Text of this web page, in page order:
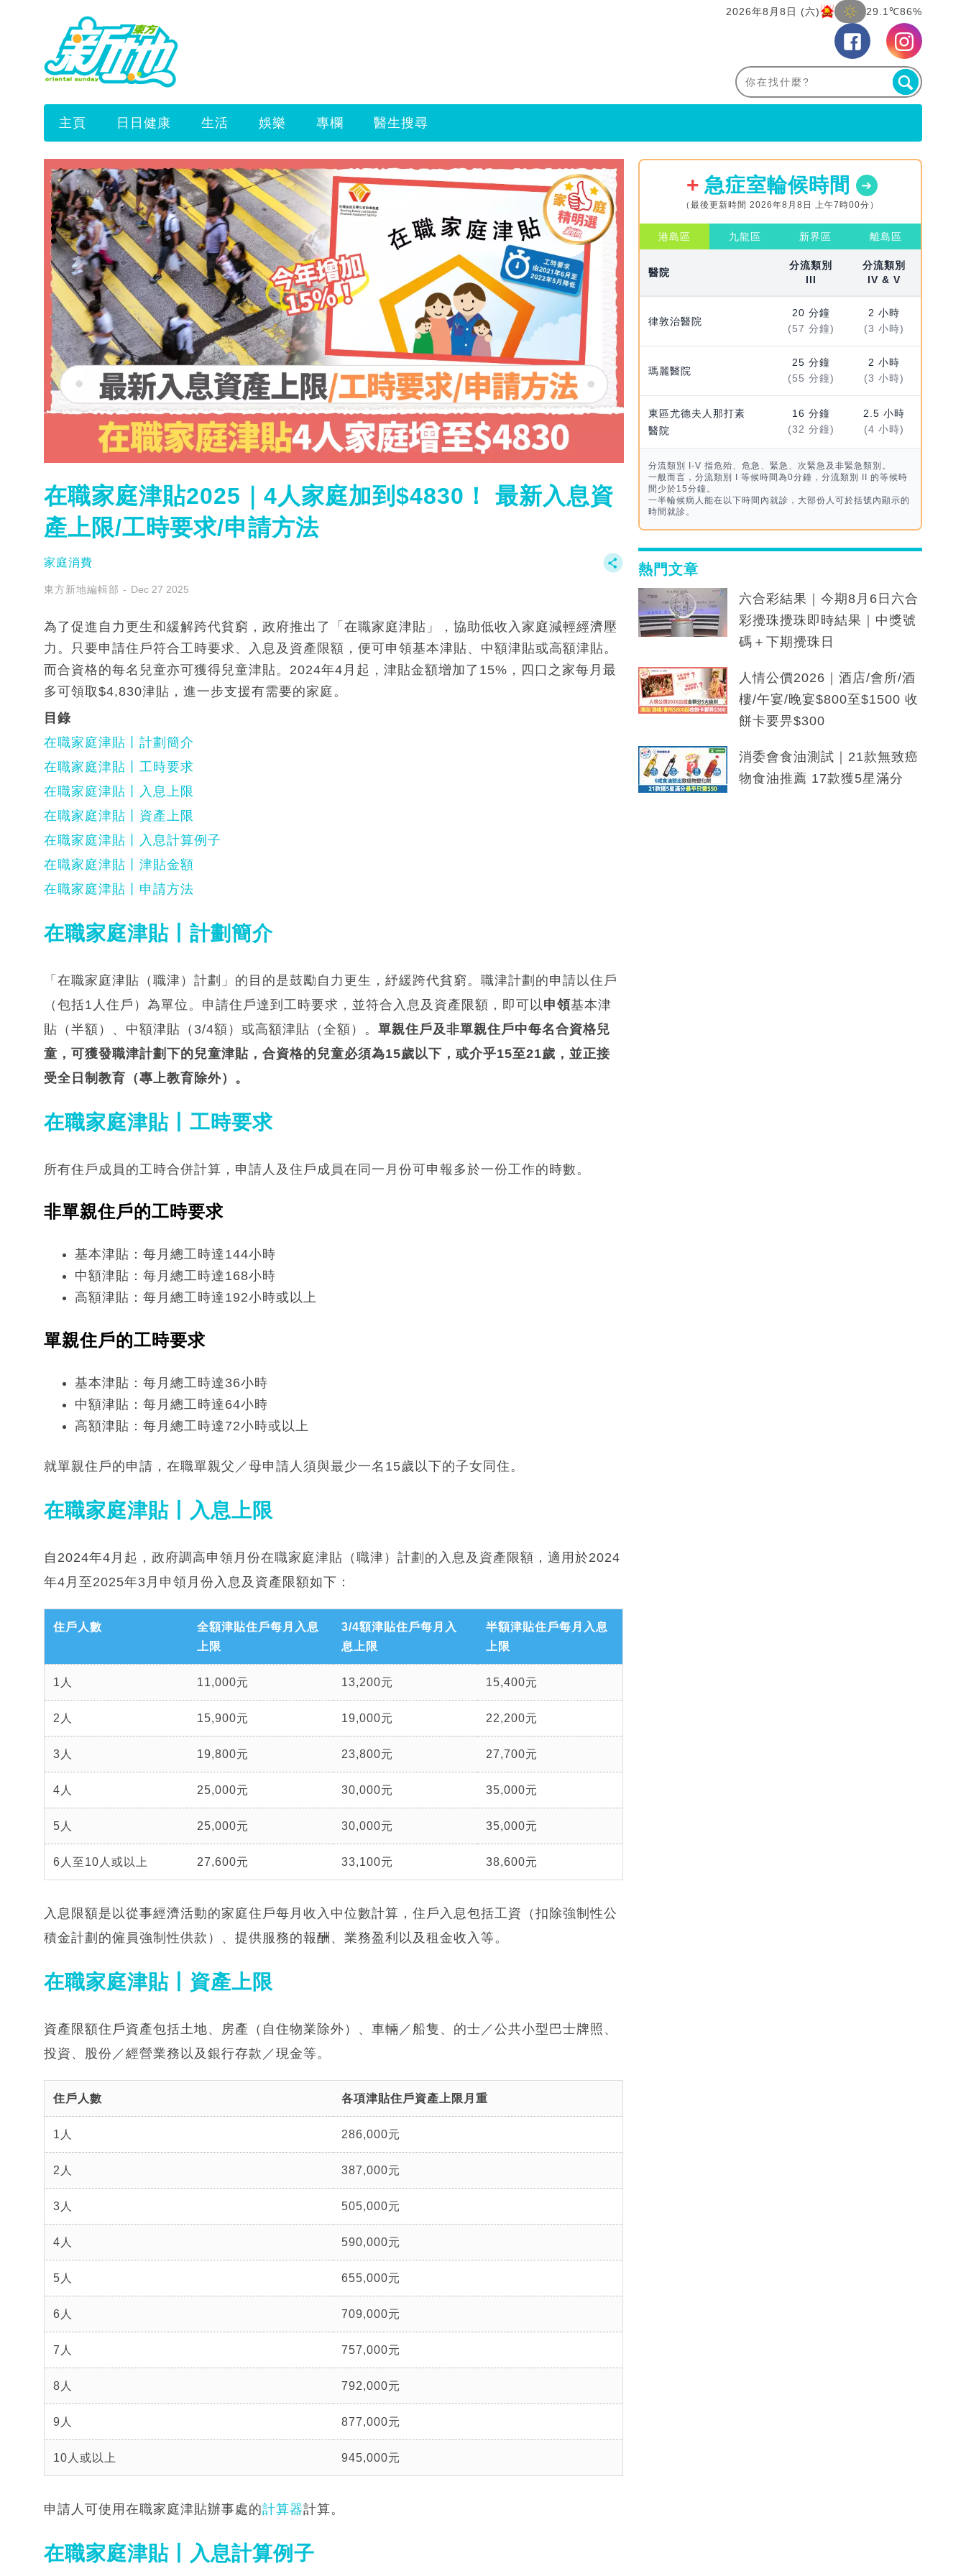
2026年8月8日 (六) 29.1℃86%
主頁 日日健康 生活 娛樂 專欄 醫生搜尋
在職家庭津貼2025｜4人家庭加到$4830！ 最新入息資
產上限/工時要求/申請方法
家庭消費
東方新地編輯部 Dec 27 2025
為了促進自力更生和緩解跨代貧窮，政府推出了「在職家庭津貼」，協助低收入家庭減輕經濟壓
力。只要申請住戶符合工時要求、入息及資產限額，便可申領基本津貼、中額津貼或高額津貼。
而合資格的每名兒童亦可獲得兒童津貼。2024年4月起，津貼金額增加了15%，四口之家每月最
多可領取$4,830津貼，進一步支援有需要的家庭。
目錄
在職家庭津貼丨計劃簡介
在職家庭津貼丨工時要求
在職家庭津貼丨入息上限
在職家庭津貼丨資產上限
在職家庭津貼丨入息計算例子
在職家庭津貼丨津貼金額
在職家庭津貼丨申請方法
在職家庭津貼丨計劃簡介
「在職家庭津貼（職津）計劃」的目的是鼓勵自力更生，紓緩跨代貧窮。職津計劃的申請以住戶
（包括1人住戶）為單位。申請住戶達到工時要求，並符合入息及資產限額，即可以 申領基本津
貼（半額）、中額津貼（3/4額）或高額津貼（全額）。 單親住戶及非單親住戶中每名合資格兒
童，可獲發職津計劃下的兒童津貼，合資格的兒童必須為15歲以下，或介乎15至21歲，並正接
受全日制教育（專上教育除外）。
在職家庭津貼丨工時要求
所有住戶成員的工時合併計算，申請人及住戶成員在同一月份可申報多於一份工作的時數。
非單親住戶的工時要求
基本津貼：每月總工時達144小時
中額津貼：每月總工時達168小時
高額津貼：每月總工時達192小時或以上
單親住戶的工時要求
基本津貼：每月總工時達36小時
中額津貼：每月總工時達64小時
高額津貼：每月總工時達72小時或以上
就單親住戶的申請，在職單親父／母申請人須與最少一名15歲以下的子女同住。
在職家庭津貼丨入息上限
自2024年4月起，政府調高申領月份在職家庭津貼（職津）計劃的入息及資產限額，適用於2024
年4月至2025年3月申領月份入息及資產限額如下：
住戶人數
全額津貼住戶每月入息
上限
3/4額津貼住戶每月入
息上限
半額津貼住戶每月入息
上限
1人 11,000元 13,200元 15,400元
2人 15,900元 19,000元 22,200元
3人 19,800元 23,800元 27,700元
4人 25,000元 30,000元 35,000元
5人 25,000元 30,000元 35,000元
6人至10人或以上 27,600元 33,100元 38,600元
入息限額是以從事經濟活動的家庭住戶每月收入中位數計算，住戶入息包括工資（扣除強制性公
積金計劃的僱員強制性供款）、提供服務的報酬、業務盈利以及租金收入等。
在職家庭津貼丨資產上限
資產限額住戶資產包括土地、房產（自住物業除外）、車輛／船隻、的士／公共小型巴士牌照、
投資、股份／經營業務以及銀行存款／現金等。
住戶人數 各項津貼住戶資產上限月重
1人 286,000元
2人 387,000元
3人 505,000元
4人 590,000元
5人 655,000元
6人 709,000元
7人 757,000元
8人 792,000元
9人 877,000元
10人或以上 945,000元
申請人可使用在職家庭津貼辦事處的計算器計算。
在職家庭津貼丨入息計算例子
急症室輪候時間
（最後更新時間 2026年8月8日 上午7時00分）
港島區 九龍區 新界區 離島區
醫院
分流類別
III
分流類別
IV & V
律敦治醫院
20 分鐘
(57 分鐘)
2 小時
(3 小時)
瑪麗醫院
25 分鐘
(55 分鐘)
2 小時
(3 小時)
東區尤德夫人那打素
醫院
16 分鐘
(32 分鐘)
2.5 小時
(4 小時)
分流類別 I-V 指危殆、危急、緊急、次緊急及非緊急類別。
一般而言，分流類別 I 等候時間為0分鐘，分流類別 II 的等候時
間少於15分鐘。
一半輪候病人能在以下時間內就診，大部份人可於括號內顯示的
時間就診。
熱門文章
六合彩結果｜今期8月6日六合
彩攪珠攪珠即時結果｜中獎號
碼＋下期攪珠日
人情公價2026｜酒店/會所/酒
樓/午宴/晚宴$800至$1500 收
餅卡要畀$300
消委會食油測試｜21款無致癌
物食油推薦 17款獲5星滿分